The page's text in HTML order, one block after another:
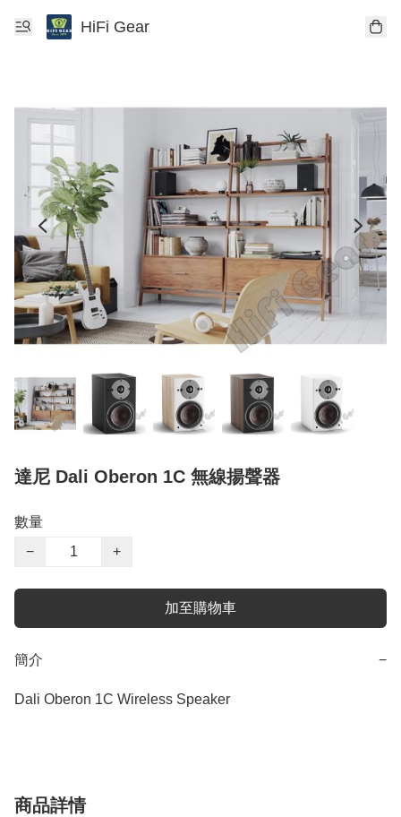
HiFi Gear
達尼 Dali Oberon 1C 無線揚聲器
數量
−
+
加至購物車
簡介 −
Dali Oberon 1C Wireless Speaker
商品詳情